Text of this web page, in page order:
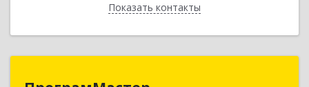
Показать контакты
Назад